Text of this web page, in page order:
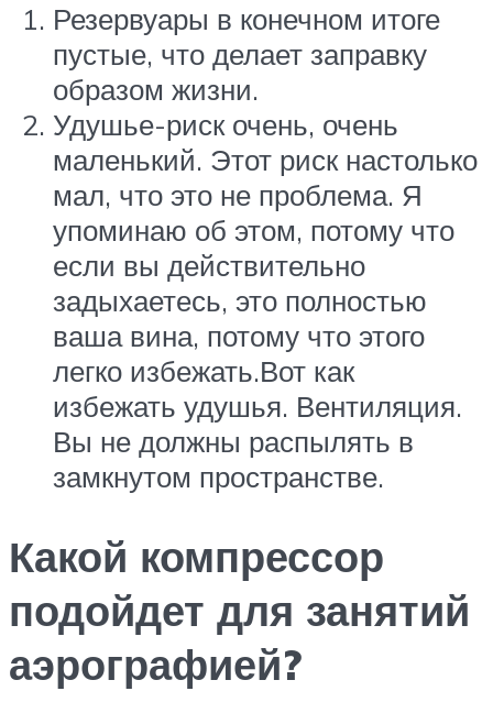
Резервуары в конечном итоге
пустые, что делает заправку
образом жизни.
Удушье-риск очень, очень
маленький. Этот риск настолько
мал, что это не проблема. Я
упоминаю об этом, потому что
если вы действительно
задыхаетесь, это полностью
ваша вина, потому что этого
легко избежать.Вот как
избежать удушья. Вентиляция.
Вы не должны распылять в
замкнутом пространстве.
Какой компрессор
подойдет для занятий
аэрографией?